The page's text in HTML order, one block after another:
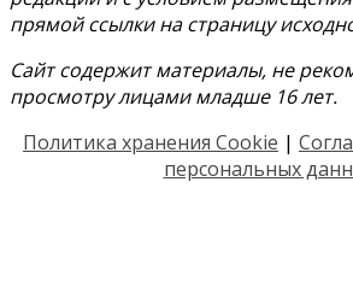
прямой ссылки на страницу
Сайт содержит материалы, не
просмотру лицами младше 16 лет.
Политика хранения Cookie |
персональных